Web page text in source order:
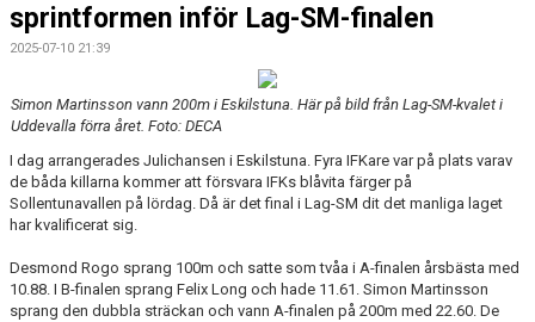
sprintformen inför Lag-SM-finalen
2025-07-10 21:39
Simon Martinsson vann 200m i Eskilstuna. Här på bild från Lag-SM-kvalet i
Uddevalla förra året. Foto: DECA
I dag arrangerades Julichansen i Eskilstuna. Fyra IFKare var på plats varav
de båda killarna kommer att försvara IFKs blåvita färger på
Sollentunavallen på lördag. Då är det final i Lag-SM dit det manliga laget
har kvalificerat sig.
Desmond Rogo sprang 100m och satte som tvåa i A-finalen årsbästa med
10.88. I B-finalen sprang Felix Long och hade 11.61. Simon Martinsson
sprang den dubbla sträckan och vann A-finalen på 200m med 22.60. De